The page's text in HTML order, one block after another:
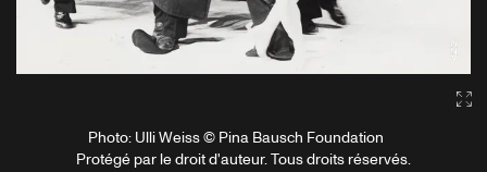
Photo: Ulli Weiss © Pina Bausch Foundation
Protégé par le droit d'auteur. Tous droits réservés.